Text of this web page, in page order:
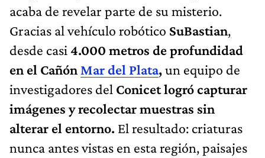
acaba de revelar parte de su misterio.
Gracias al vehículo robótico SuBastian,
desde casi 4.000 metros de profundidad
en el Cañón Mar del Plata,un equipo de
investigadores del Conicet logró capturar
imágenes y recolectar muestras sin
alterar el entorno. El resultado: criaturas
nunca antes vistas en esta región, paisajes